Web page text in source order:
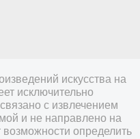
искусства на
исключительно
с извлечением
и не направлено на
определить